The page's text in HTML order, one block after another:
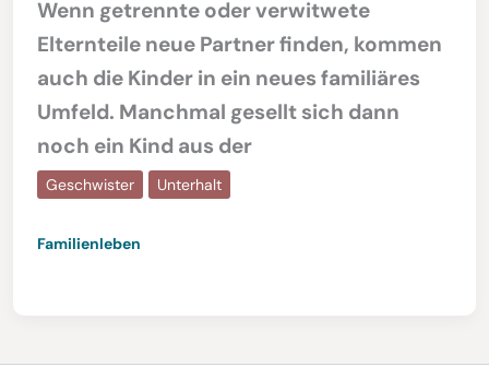
Wenn getrennte oder verwitwete
Elternteile neue Partner finden, kommen
auch die Kinder in ein neues familiäres
Umfeld. Manchmal gesellt sich dann
noch ein Kind aus der
Geschwister Unterhalt
Familienleben